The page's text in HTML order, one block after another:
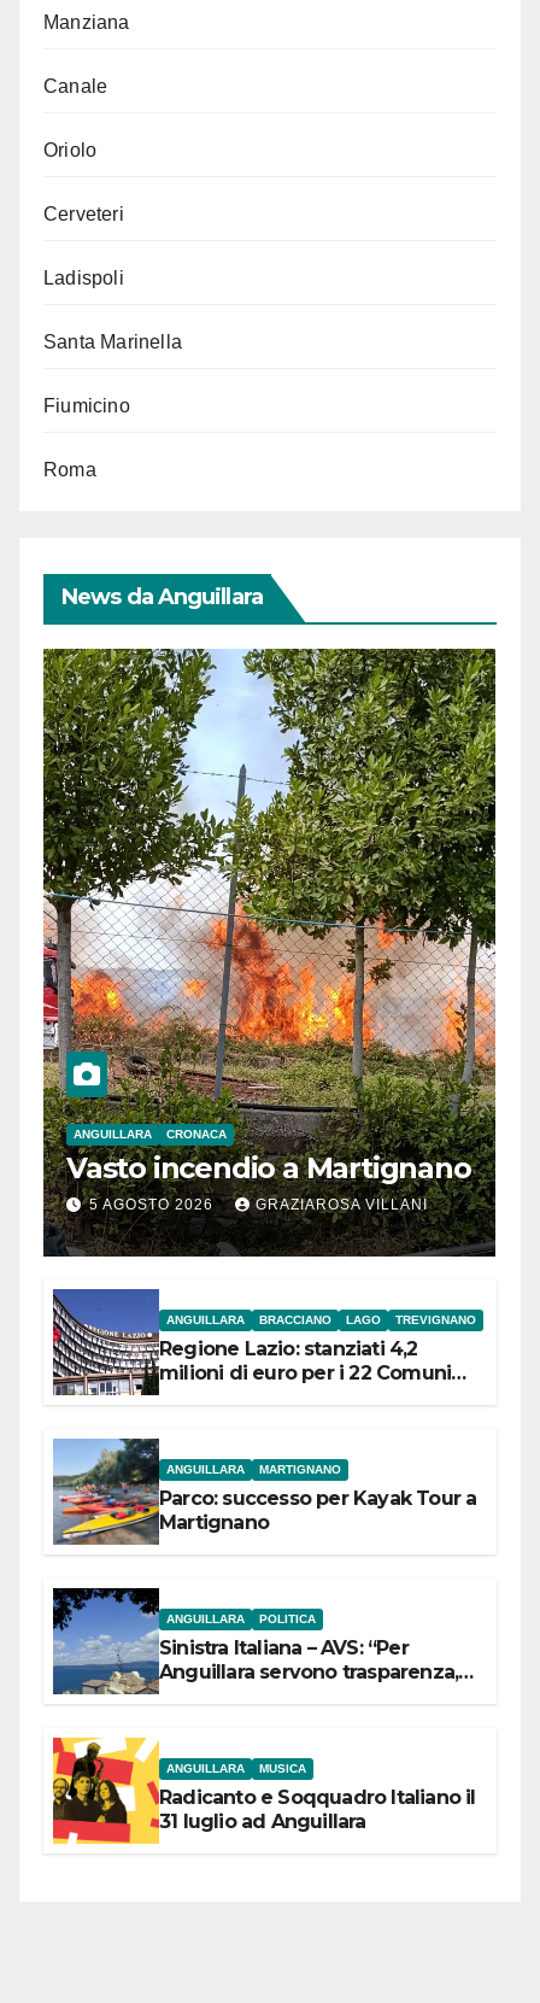
Manziana
Canale
Oriolo
Cerveteri
Ladispoli
Santa Marinella
Fiumicino
Roma
News da Anguillara
ANGUILLARA CRONACA
Vasto incendio a Martignano
5 AGOSTO 2026 GRAZIAROSA VILLANI
ANGUILLARA BRACCIANO LAGO TREVIGNANO
Regione Lazio: stanziati 4,2
milioni di euro per i 22 Comuni
ANGUILLARA MARTIGNANO
Parco: successo per Kayak Tour a
Martignano
ANGUILLARA POLITICA
Sinistra Italiana – AVS: “Per
Anguillara servono trasparenza,
ANGUILLARA MUSICA
Radicanto e Soqquadro Italiano il
31 luglio ad Anguillara